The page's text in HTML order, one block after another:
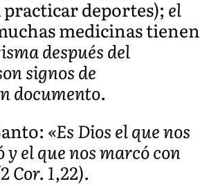
deportes); el
medicinas tienen
después del
signos de
documento.
«Es Dios el que nos
el que nos marcó con
Cor. 1,22).